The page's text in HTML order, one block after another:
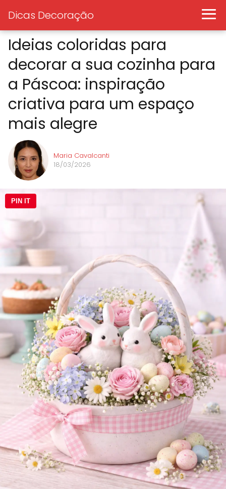
Dicas Decoração
Ideias coloridas para
decorar a sua cozinha para
a Páscoa: inspiração
criativa para um espaço
mais alegre
Maria Cavalcanti
18/03/2026
PIN IT